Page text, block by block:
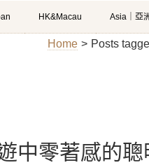
HK&Macau Asia｜亞
Home > Posts
中零著感的